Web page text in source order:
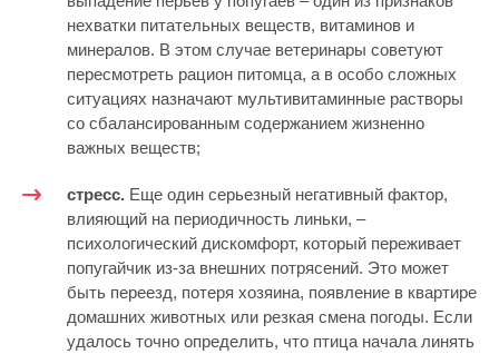
нехватки питательных веществ, витаминов и
минералов. В этом случае ветеринары советуют
пересмотреть рацион питомца, а в особо сложных
ситуациях назначают мультивитаминные растворы
со сбалансированным содержанием жизненно
важных веществ;
стресс. Еще один серьезный негативный фактор,
влияющий на периодичность линьки, –
психологический дискомфорт, который переживает
попугайчик из-за внешних потрясений. Это может
быть переезд, потеря хозяина, появление в квартире
домашних животных или резкая смена погоды. Если
удалось точно определить, что птица начала линять